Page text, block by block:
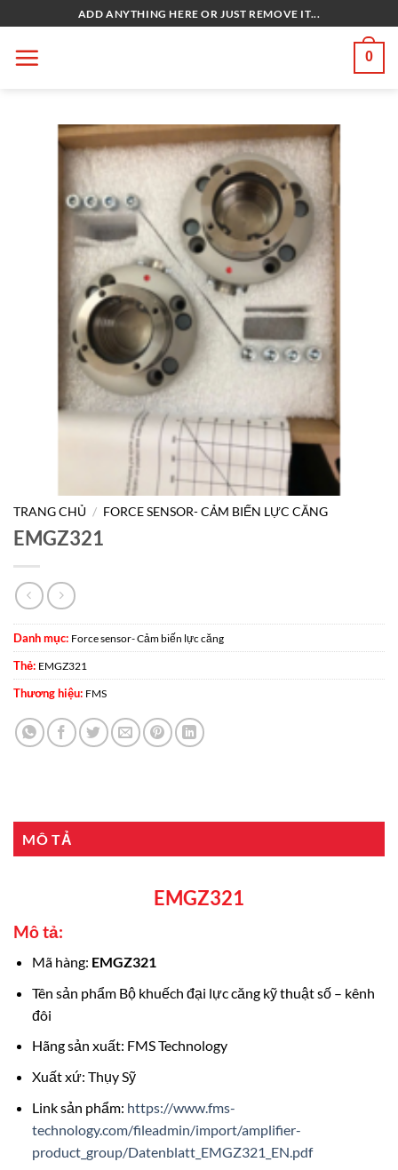
qua
nội
ADD ANYTHING HERE OR JUST REMOVE IT...
0
TRANG CHỦ / FORCE SENSOR- CẢM BIẾN LỰC CĂNG
EMGZ321
Danh mục: Force sensor- Cảm biến lực căng
Thẻ: EMGZ321
Thương hiệu: FMS
MÔ TẢ
EMGZ321
Mô tả:
Mã hàng: EMGZ321
Tên sản phẩm Bộ khuếch đại lực căng kỹ thuật số – kênh
đôi
Hãng sản xuất: FMS Technology
Xuất xứ: Thụy Sỹ
Link sản phẩm: https://www.fms-
technology.com/fileadmin/import/amplifier-
product_group/Datenblatt_EMGZ321_EN.pdf